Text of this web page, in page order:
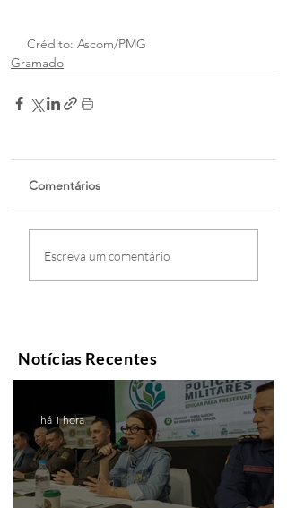
Crédito: Ascom/PMG
Gramado
Comentários
Escreva um comentário
Notícias Recentes
há 1 hora